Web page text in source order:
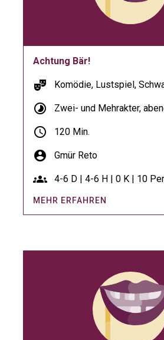
Achtung Bär!
theater_comedy Komödie, Lustspiel,
timelapse Zwei- und Mehrakter,
schedule 120 Min.
account_circle Gmür Reto
groups 4-6 D | 4-6 H | 0 K | 10
MEHR ERFAHREN